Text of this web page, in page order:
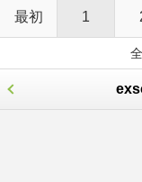
最初 1